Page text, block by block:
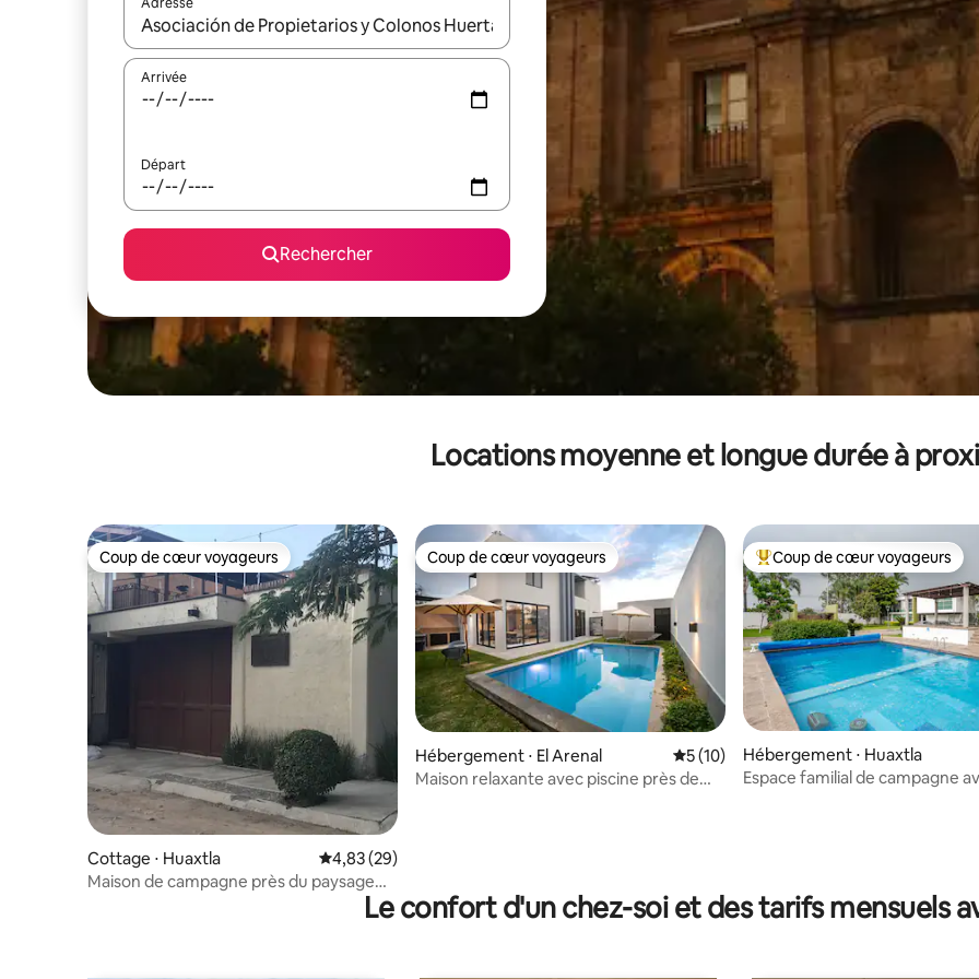
Lorsque les résultats s'affichent, utilisez les flèches vers le haut et vers le bas pour les parcourir ou en appuyant et en
Arrivée
Départ
Rechercher
Locations moyenne et longue durée à
Coup de cœur voyageurs
Coup de cœur voyageurs
Cottage ⋅ Huaxtla Évaluation moyenne sur la base de 29 commentaires : 4,83 sur 5
4,83 (29)
Maison de campagne près du paysage
Coup de cœur voyageurs
Coup de cœur voyageurs
Hébergement ⋅ El Arenal Évaluation moyenne sur la base de 10
5 (10)
Maison relaxante avec piscine près de
Coups de cœur voyageurs les
Coup de cœur voyageurs
Hébergement ⋅ Huaxtla
Espace familial de campagne
Le confort d'un chez-soi et des tarifs mensuels